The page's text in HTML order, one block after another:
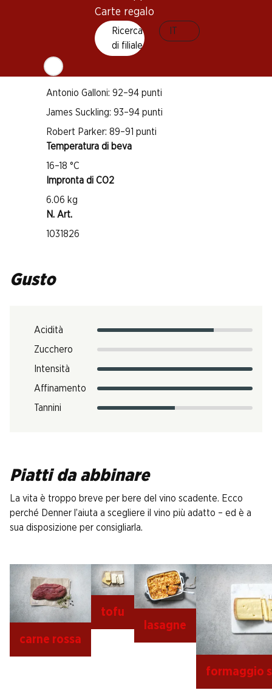
Carte regalo
Ricerca
di filiale
Maturità di beva
Riconoscimenti
Antonio Galloni: 92–94 punti
James Suckling: 93–94 punti
Robert Parker: 89–91 punti
Temperatura di beva
16–18 °C
Impronta di CO2
6.06 kg
N. Art.
1031826
Gusto
Acidità
Zucchero
Intensità
Affinamento
Tannini
Piatti da abbinare
La vita è troppo breve per bere del vino scadente. Ecco
perché Denner l’aiuta a scegliere il vino più adatto – ed è a
sua disposizione per consigliarla.
carne rossa
tofu
lasagne
formaggio